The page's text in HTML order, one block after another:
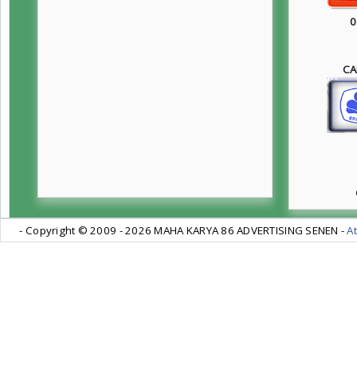
- Copyright © 2009 -2026 MAHA KARYA 86 ADVERTISING SENEN -